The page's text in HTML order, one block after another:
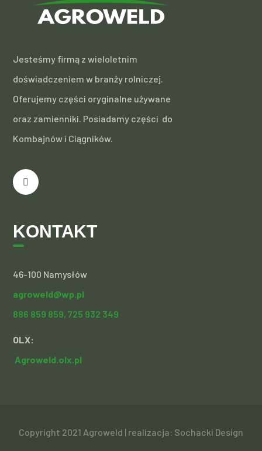
Jesteśmy firmą z wieloletnim
doświadczeniem w branży rolniczej.
Oferujemy części oryginalne używane
oraz zamienniki. Posiadamy części do
Kombajnów i Ciągników.
KONTAKT
46-100 Namysłów
agroweld@wp.pl
886 859 859,725 932 349
OLX:
Agroweld.olx.pl
Copyright 2021 Agroweld | realizacja: Sochacki Design